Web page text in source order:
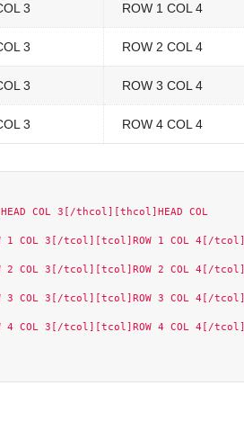
3 ROW 1 COL 4
3 ROW 2 COL 4
3 ROW 3 COL 4
3 ROW 4 COL 4
COL 3[/thcol][thcol]HEAD COL
1 COL 3[/tcol][tcol]ROW 1 COL 4[/tcol]
2 COL 3[/tcol][tcol]ROW 2 COL 4[/tcol]
3 COL 3[/tcol][tcol]ROW 3 COL 4[/tcol]
4 COL 3[/tcol][tcol]ROW 4 COL 4[/tcol]